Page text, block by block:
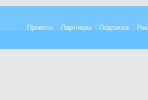
Проекты Партнеры Подписка